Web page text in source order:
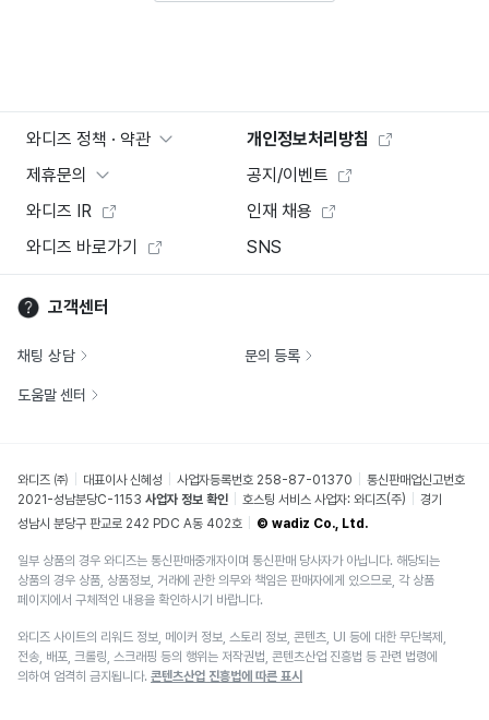
와디즈 정책 · 약관
개인정보처리방침
제휴문의
공지/이벤트
와디즈 IR
인재 채용
와디즈 바로가기
SNS
고객센터
채팅 상담 문의 등록
도움말 센터
와디즈 ㈜ 대표이사 신혜성 사업자등록번호 258-87-01370
통신판매업신고번호
2021-성남분당C-1153 사업자 정보 확인 호스팅 서비스 사업자: 와디즈(주)
경기
성남시 분당구 판교로 242 PDC A동 402호
© wadiz Co., Ltd.
일부 상품의 경우 와디즈는 통신판매중개자이며 통신판매 당사자가 아닙니다. 해당되는
상품의 경우 상품, 상품정보, 거래에 관한 의무와 책임은 판매자에게 있으므로, 각 상품
페이지에서 구체적인 내용을 확인하시기 바랍니다.
와디즈 사이트의 리워드 정보, 메이커 정보, 스토리 정보, 콘텐츠, UI 등에 대한 무단복제,
전송, 배포, 크롤링, 스크래핑 등의 행위는 저작권법, 콘텐츠산업 진흥법 등 관련 법령에
의하여 엄격히 금지됩니다. 콘텐츠산업 진흥법에 따른 표시